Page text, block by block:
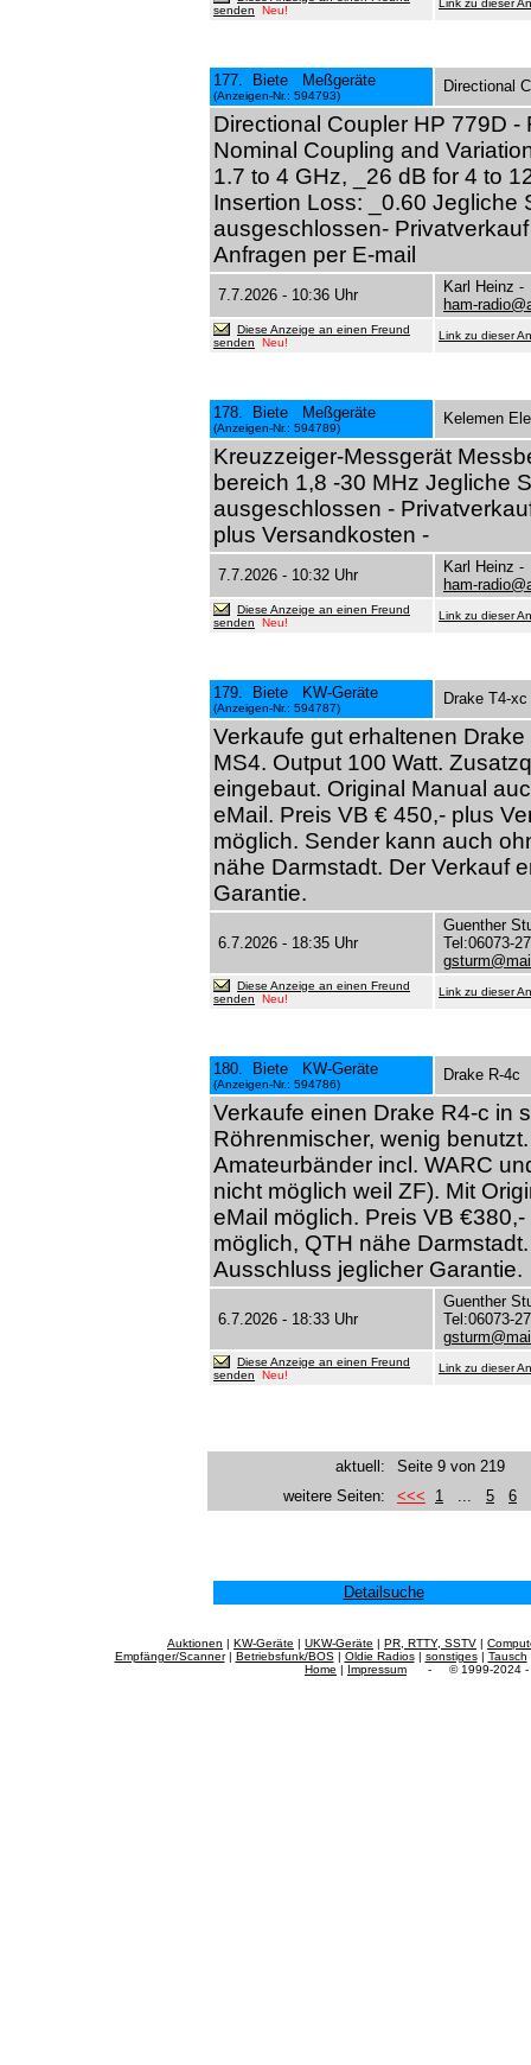
senden
Neu!
Link zu dieser
177. Biete Meßgeräte
(Anzeigen-Nr.: 594793)
Directional
Directional Coupler HP 779D
Nominal Coupling and
1.7 to 4 GHz, _26 dB for 4 to
Insertion Loss: _0.60 Jegliche
ausgeschlossen-
Anfragen per E-mail
7.7.2026 - 10:36 Uhr
Karl Heinz
ham-
Diese Anzeige an einen Freund
senden
Neu!
Link zu dieser
178. Biete Meßgeräte
(Anzeigen-Nr.: 594789)
Kelemen
Kreuzzeiger-Messgerät
bereich 1,8 -30 MHz Jegliche
ausgeschlossen -
plus Versandkosten -
7.7.2026 - 10:32 Uhr
Karl Heinz
ham-
Diese Anzeige an einen Freund
senden
Neu!
Link zu dieser
179. Biete KW-Geräte
(Anzeigen-Nr.: 594787)
Drake T4-
Verkaufe gut erhaltenen
MS4. Output 100 Watt.
eingebaut. Original Manual
eMail. Preis VB € 450,- plus
möglich. Sender kann auch
nähe Darmstadt. Der Verkauf
Garantie.
6.7.2026 - 18:35 Uhr
Guenther
Tel:06073-
Diese Anzeige an einen Freund
senden
Neu!
Link zu dieser
180. Biete KW-Geräte
(Anzeigen-Nr.: 594786)
Drake R-4c
Verkaufe einen Drake R4-c in
Röhrenmischer, wenig
Amateurbänder incl. WARC
nicht möglich weil ZF). Mit
eMail möglich. Preis VB
möglich, QTH nähe
Ausschluss jeglicher Garantie.
6.7.2026 - 18:33 Uhr
Guenther
Tel:06073-
Diese Anzeige an einen Freund
senden
Neu!
Link zu dieser
aktuell:
Seite 9 von 219
weitere Seiten:
<<< 1 ... 5 6
Detailsuche
Auktionen | KW-Geräte | UKW-Geräte | PR, RTTY, SSTV |
Empfänger/Scanner| Betriebsfunk/BOS| Oldie Radios| sonstiges| Tausch
Home | Impressum - © 1999-2024 -